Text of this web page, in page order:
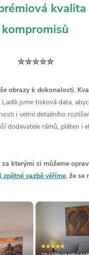
kvalita
kompromisů
⭐⭐⭐⭐⭐
obrazy k dokonalosti.
Ladili jsme tisková data,
i velmi detailního
dodavatele rámů, pláten i
kterými si můžeme
zpětné vazbě věříme, že se